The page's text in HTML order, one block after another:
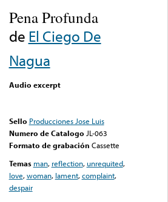
Pena Profunda
de El Ciego De
Nagua
Audio excerpt
Sello Producciones Jose Luis
Numero de Catalogo JL-063
Formato de grabación Cassette
Temas man, reflection,unrequited,
love,woman, lament,complaint,
despair